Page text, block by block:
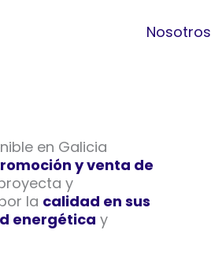
Nosotros
en Galicia
y venta de
y
la calidad en sus
energética y